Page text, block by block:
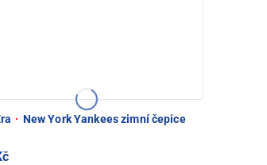
· New York Yankees zimní čepice